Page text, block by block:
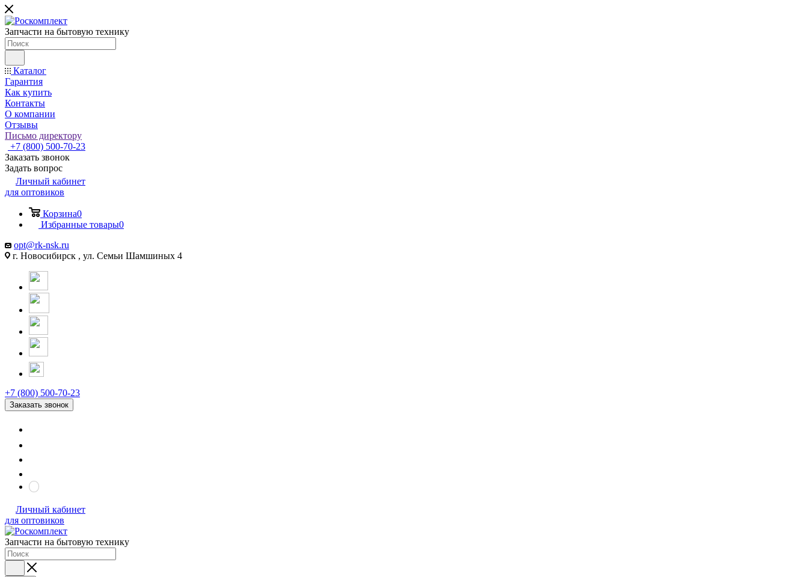
Запчасти на бытовую технику
Каталог
Гарантия
Как купить
Контакты
О компании
Отзывы
Письмо директору
+7 (800) 500-70-23
Заказать звонок
Задать вопрос
Личный кабинет
для оптовиков
Корзина0
Избранные товары0
opt@rk-nsk.ru
г. Новосибирск , ул. Семьи Шамшиных 4
+7 (800) 500-70-23
Заказать звонок
Личный кабинет
для оптовиков
Запчасти на бытовую технику